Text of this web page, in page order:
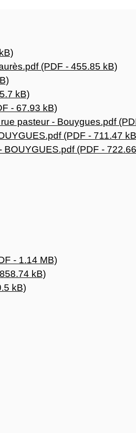
(PDF - 455.85 kB)
kB)
- 67.93 kB)
pasteur - Bouygues.pdf
(PDF - 711.47
(PDF -
- 1.14 MB)
kB)
kB)